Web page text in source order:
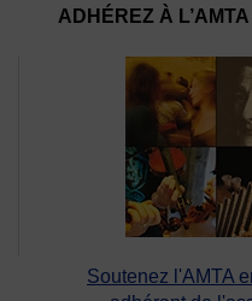
ADHÉREZ À L’AMTA
Soutenez l'AMTA